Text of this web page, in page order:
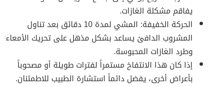
يفاقم مشكلة الغازات.
الحركة الخفيفة: المشي لمدة 10 دقائق بعد تناول
المشروب الدافئ يساعد بشكل مذهل على تحريك الأمعاء
وطرد الغازات المحبوسة.
إذا كان هذا الانتفاخ مستمراً لفترات طويلة أو مصحوباً
بأعراض أخرى، يفضل دائماً استشارة الطبيب للاطمئنان.